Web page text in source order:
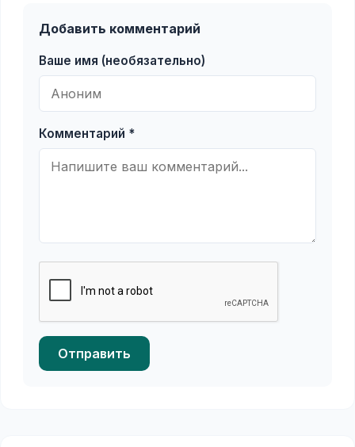
Добавить комментарий
Ваше имя (необязательно)
Комментарий *
Отправить